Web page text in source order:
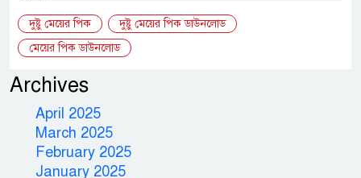
দুষ্টু মেয়ের পিক
দুষ্টু মেয়ের পিক ডাউনলোড
মেয়ের পিক ডাউনলোড
Archives
April 2025
March 2025
February 2025
January 2025